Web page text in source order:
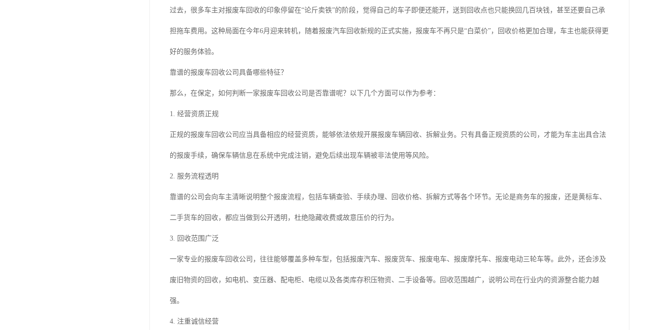
过去，很多车主对报废车回收的印象停留在“论斤卖铁”的阶段，觉得自己的车子即便还能开，送到回收点也只能换回几百块钱，甚至还要自己承
担拖车费用。这种局面在今年6月迎来转机，随着报废汽车回收新规的正式实施，报废车不再只是“白菜价”，回收价格更加合理，车主也能获得更
好的服务体验。
靠谱的报废车回收公司具备哪些特征？
那么，在保定，如何判断一家报废车回收公司是否靠谱呢？以下几个方面可以作为参考：
1. 经营资质正规
正规的报废车回收公司应当具备相应的经营资质，能够依法依规开展报废车辆回收、拆解业务。只有具备正规资质的公司，才能为车主出具合法
的报废手续，确保车辆信息在系统中完成注销，避免后续出现车辆被非法使用等风险。
2. 服务流程透明
靠谱的公司会向车主清晰说明整个报废流程，包括车辆查验、手续办理、回收价格、拆解方式等各个环节。无论是商务车的报废，还是黄标车、
二手货车的回收，都应当做到公开透明，杜绝隐藏收费或故意压价的行为。
3. 回收范围广泛
一家专业的报废车回收公司，往往能够覆盖多种车型，包括报废汽车、报废货车、报废电车、报废摩托车、报废电动三轮车等。此外，还会涉及
废旧物资的回收，如电机、变压器、配电柜、电缆以及各类库存积压物资、二手设备等。回收范围越广，说明公司在行业内的资源整合能力越
强。
4. 注重诚信经营